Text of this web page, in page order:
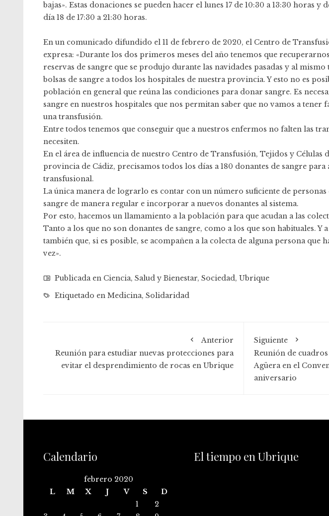
bajas». Estas donaciones se pueden hacer el lunes 17 de 10:30 a 13:30 horas y
día 18 de 17:30 a 21:30 horas.
En un comunicado difundido el 11 de febrero de 2020, el Centro de
expresa: «Durante los dos primeros meses del año tenemos que
reservas de sangre que se produjo durante las navidades pasadas y al
bolsas de sangre a todos los hospitales de nuestra provincia. Y esto no es
población en general que reúna las condiciones para donar sangre. Es
sangre en nuestros hospitales que nos permitan saber que no vamos a tener
una transfusión.
Entre todos tenemos que conseguir que a nuestros enfermos no falten las
necesiten.
En el área de influencia de nuestro Centro de Transfusión, Tejidos y Células
provincia de Cádiz, precisamos todos los días a 180 donantes de sangre para
transfusional.
La única manera de lograrlo es contar con un número suficiente de
sangre de manera regular e incorporar a nuevos donantes al sistema.
Por esto, hacemos un llamamiento a la población para que acudan a las
Tanto a los que no son donantes de sangre, como a los que son habituales. Y
también que, si es posible, se acompañen a la colecta de alguna persona
vez».
Publicada en Ciencia, Salud y Bienestar, Sociedad, Ubrique
Etiquetado en Medicina, Solidaridad
Anterior
Reunión para estudiar nuevas protecciones para
evitar el desprendimiento de rocas en Ubrique
Siguiente
Reunión de
Agüera en el
aniversario
Calendario
febrero 2020
L
M X J V S
D
1
2
El tiempo en Ubrique